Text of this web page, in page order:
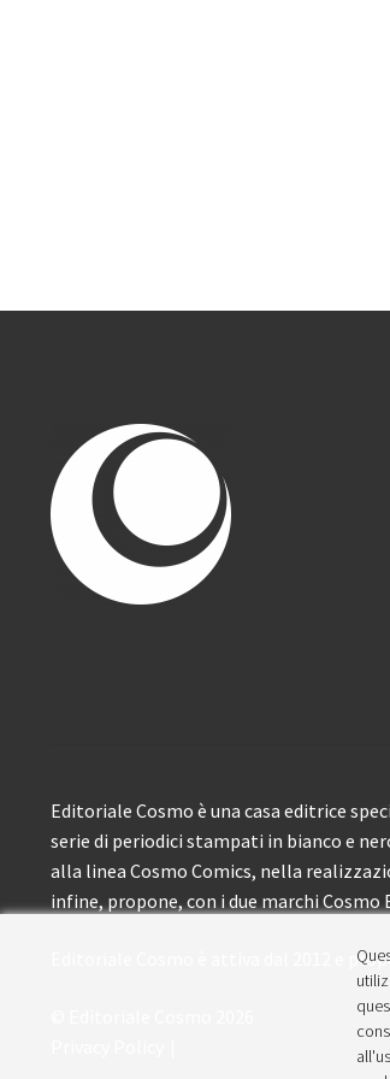
Editoriale Cosmo è una casa editrice
serie di periodici stampati in bianco e
alla linea Cosmo Comics, nella
infine, propone, con i due marchi
Editoriale Cosmo è attiva dal 2012 e